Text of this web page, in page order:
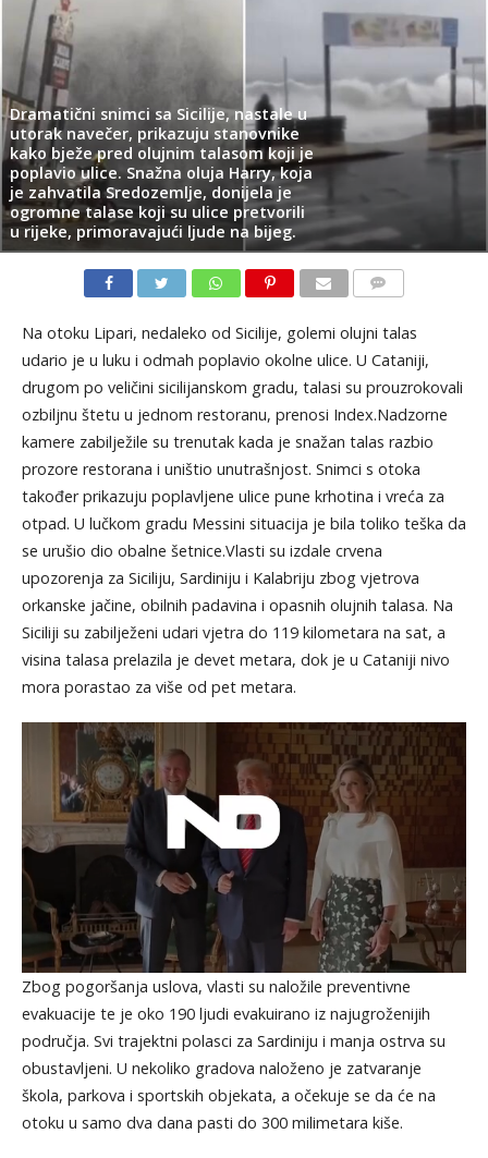
Dramatični snimci sa Sicilije, nastale u
utorak navečer, prikazuju stanovnike
kako bježe pred olujnim talasom koji je
poplavio ulice. Snažna oluja Harry, koja
je zahvatila Sredozemlje, donijela je
ogromne talase koji su ulice pretvorili
u rijeke, primoravajući ljude na bijeg.
Na otoku Lipari, nedaleko od Sicilije, golemi olujni talas
udario je u luku i odmah poplavio okolne ulice. U Cataniji,
drugom po veličini sicilijanskom gradu, talasi su prouzrokovali
ozbiljnu štetu u jednom restoranu, prenosi Index.Nadzorne
kamere zabilježile su trenutak kada je snažan talas razbio
prozore restorana i uništio unutrašnjost. Snimci s otoka
također prikazuju poplavljene ulice pune krhotina i vreća za
otpad. U lučkom gradu Messini situacija je bila toliko teška da
se urušio dio obalne šetnice.Vlasti su izdale crvena
upozorenja za Siciliju, Sardiniju i Kalabriju zbog vjetrova
orkanske jačine, obilnih padavina i opasnih olujnih talasa. Na
Siciliji su zabilježeni udari vjetra do 119 kilometara na sat, a
visina talasa prelazila je devet metara, dok je u Cataniji nivo
mora porastao za više od pet metara.
Zbog pogoršanja uslova, vlasti su naložile preventivne
evakuacije te je oko 190 ljudi evakuirano iz najugroženijih
područja. Svi trajektni polasci za Sardiniju i manja ostrva su
obustavljeni. U nekoliko gradova naloženo je zatvaranje
škola, parkova i sportskih objekata, a očekuje se da će na
otoku u samo dva dana pasti do 300 milimetara kiše.